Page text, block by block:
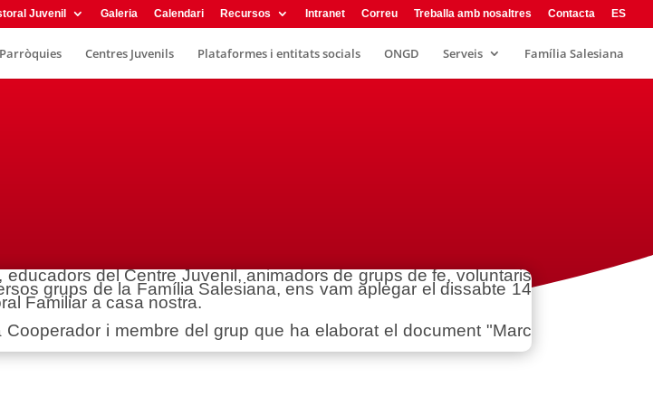
Juvenil Galeria Calendari Recursos Intranet Correu Treballa amb nosaltres Contacta ES
Parròquies Centres Juvenils Plataformes i entitats socials ONGD Serveis Família Salesiana
educadors del Centre Juvenil, animadors de grups de fe, voluntaris
grups de la Família Salesiana, ens vam aplegar el dissabte 14
Familiar a casa nostra.
i membre del grup que ha elaborat el document "Marc